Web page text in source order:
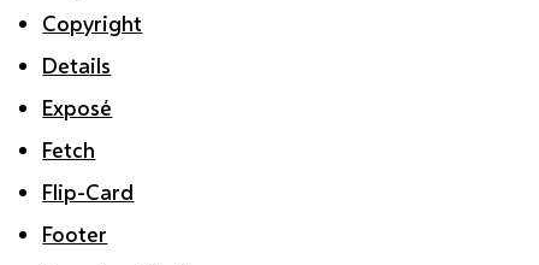
Copyright
Details
Exposé
Fetch
Flip-Card
Footer